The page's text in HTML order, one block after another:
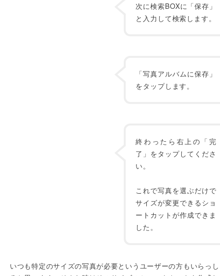
次に検索BOXに「保存」
と入力して検索します。
「写真アルバムに保存」
をタップします。
終わったら右上の「完
了」をタップしてくださ
い。
これで写真を選ぶだけで
サイズが変更できるショ
ートカットが作成できま
した。
いつも特定のサイズの写真が必要というユーザーの方もいらっ